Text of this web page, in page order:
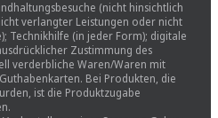
(nicht hinsichtlich
verlangter Leistungen oder nicht
Technikhilfe (in jeder Form); digitale
Zustimmung des
verderbliche Waren/Waren mit
Bei Produkten, die
ist die Produktzugabe